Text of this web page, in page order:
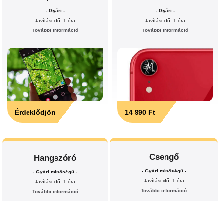
- Gyári -
Javítási idő: 1 óra
További információ
Érdeklődjön
- Gyári -
Javítási idő: 1 óra
További információ
14 990 Ft
Hangszóró
- Gyári minőségű -
Javítási idő: 1 óra
További információ
Csengő
- Gyári minőségű -
Javítási idő: 1 óra
További információ